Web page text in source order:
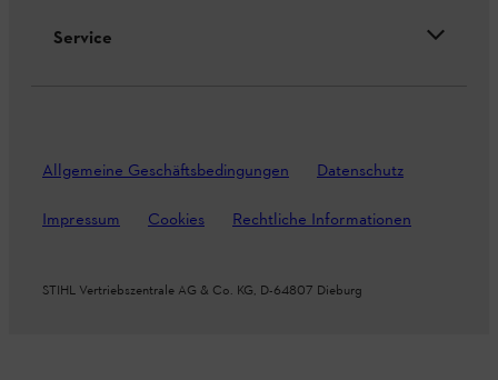
Service
Allgemeine Geschäftsbedingungen Datenschutz
Impressum Cookies Rechtliche Informationen
STIHL Vertriebszentrale AG & Co. KG, D-64807 Dieburg